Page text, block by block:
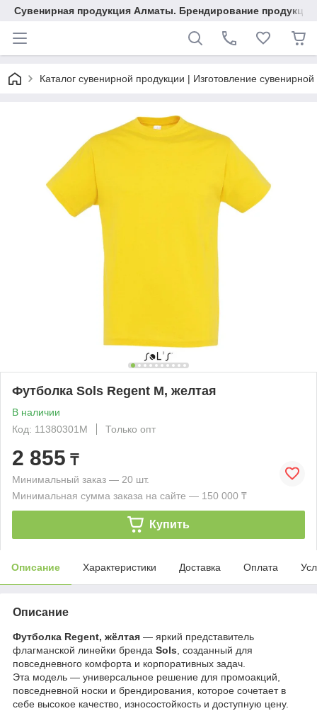
Сувенирная продукция Алматы. Брендирование
Каталог сувенирной продукции | Изготовление
Футболка Sols Regent M, желтая
В наличии
Код: 11380301M
Только опт
2 855 ₸
Минимальный заказ — 20 шт.
Минимальная сумма заказа на сайте — 150 000 ₸
Купить
Описание Характеристики Доставка Оплата
Описание
Футболка Regent, жёлтая — яркий представитель
флагманской линейки бренда Sols , созданный для
повседневного комфорта и корпоративных задач.
Эта модель — универсальное решение для промоакций,
повседневной носки и брендирования, которое сочетает в
себе высокое качество, износостойкость и доступную цену.